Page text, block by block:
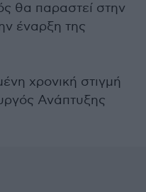
θα παραστεί στην
έναρξη της
χρονική στιγμή
Ανάπτυξης